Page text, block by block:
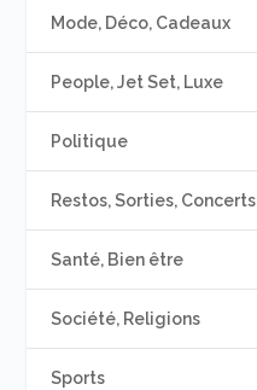
Mode, Déco, Cadeaux
People, Jet Set, Luxe
Politique
Restos, Sorties, Concerts
Santé, Bien être
Société, Religions
Sports